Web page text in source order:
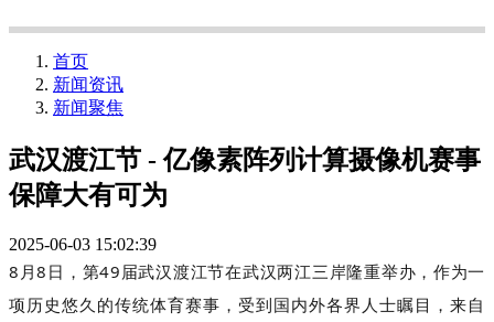
首页
新闻资讯
新闻聚焦
武汉渡江节 - 亿像素阵列计算摄像机赛事
保障大有可为
2025-06-03 15:02:39
8月8日，第49届武汉渡江节在武汉两江三岸隆重举办，作为一
项历史悠久的传统体育赛事，受到国内外各界人士瞩目，来自